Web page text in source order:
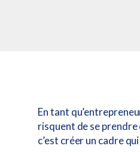
En tant
risquent de se prendre
c’est créer un cadre